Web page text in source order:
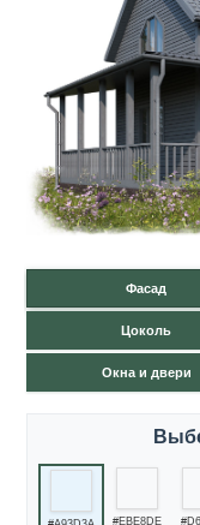
Фасад
Цоколь
Окна и двери
#EBE8DE